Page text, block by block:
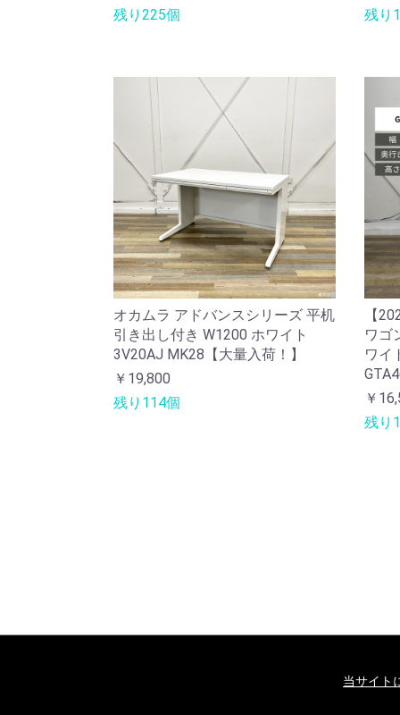
残り225個
残り
オカムラ アドバンスシリーズ 平机
引き出し付き W1200 ホワイト
3V20AJ MK28【大量入荷！】
￥19,800
残り114個
【
ワゴ
ワイ
￥
残り
当サイト